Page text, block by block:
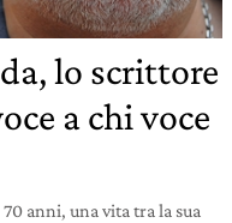
lo scrittore
a chi voce
anni, una vita tra la sua